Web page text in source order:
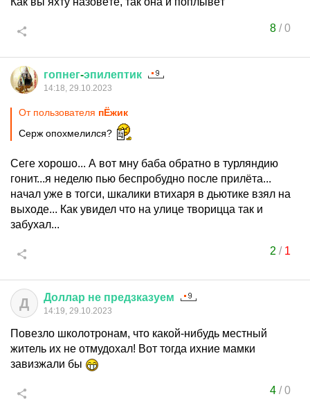
8/0
гопнег-эпилептик
14:18, 29.10.2023
От пользователя пЁжик
Серж опохмелился?
Сеге хорошо... А вот мну баба обратно в турляндию
гонит...я неделю пью беспробудно после прилёта...
начал уже в тогси, шкалики втихаря в дьютике взял на
выходе... Как увидел что на улице творицца так и
забухал...
2 / 1
Д Доллар не предзказуем
14:19, 29.10.2023
Повезло школотронам, что какой-нибудь местный
житель их не отмудохал! Вот тогда ихние мамки
завизжали бы
4/0